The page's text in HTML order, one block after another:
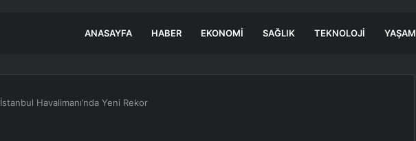
ANASAYFA HABER EKONOMI SAĞLIK TEKNOLOJI YAŞAM
İstanbul Havalimanı’nda Yeni Rekor